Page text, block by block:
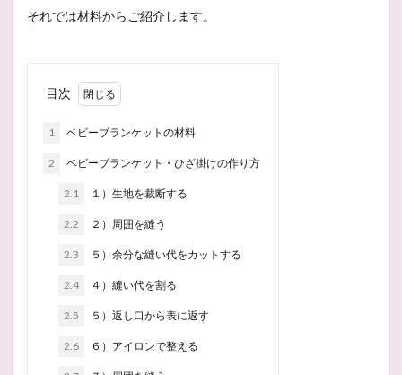
それでは材料からご紹介します。
目次
1 ベビーブランケットの材料
2 ベビーブランケット・ひざ掛けの作り方
2.1 １）生地を裁断する
2.2 ２）周囲を縫う
2.3 ５）余分な縫い代をカットする
2.4 ４）縫い代を割る
2.5 ５）返し口から表に返す
2.6 ６）アイロンで整える